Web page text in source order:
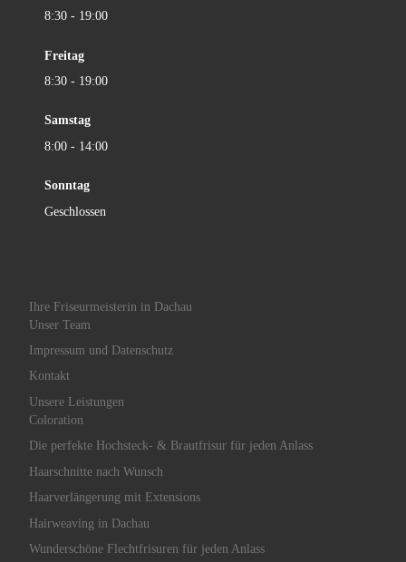
8:30 - 19:00
Freitag
8:30 - 19:00
Samstag
8:00 - 14:00
Sonntag
Geschlossen
Ihre Friseurmeisterin in Dachau
Unser Team
Impressum und Datenschutz
Kontakt
Unsere Leistungen
Coloration
Die perfekte Hochsteck- & Brautfrisur für jeden Anlass
Haarschnitte nach Wunsch
Haarverlängerung mit Extensions
Hairweaving in Dachau
Wunderschöne Flechtfrisuren für jeden Anlass